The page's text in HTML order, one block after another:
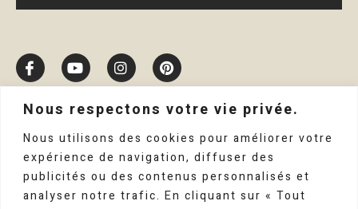
Nous respectons votre vie privée.
Nous utilisons des cookies pour améliorer votre
expérience de navigation, diffuser des
publicités ou des contenus personnalisés et
analyser notre trafic. En cliquant sur « Tout